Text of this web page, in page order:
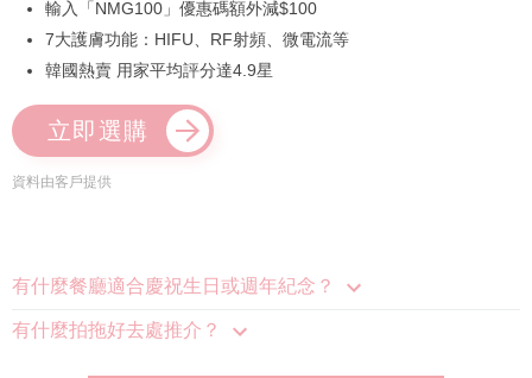
7大護膚功能：HIFU、RF射頻、微電流等
韓國熱賣 用家平均評分達4.9星
立即選購